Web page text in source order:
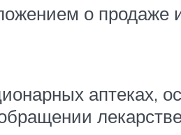
о продаже
аптеках,